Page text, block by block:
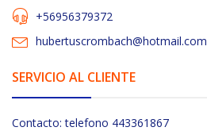
+56956379372
hubertuscrombach@hotmail.com
SERVICIO AL CLIENTE
Contacto: telefono 443361867